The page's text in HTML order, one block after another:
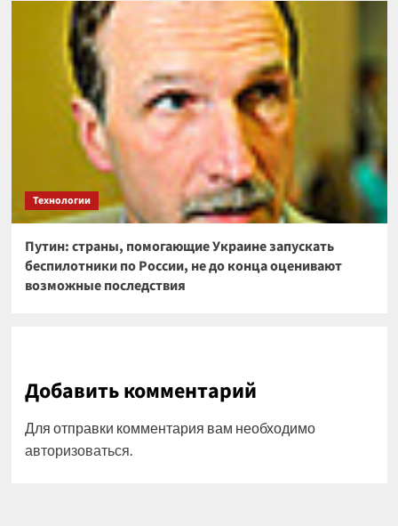
Технологии
Путин: страны, помогающие Украине запускать
беспилотники по России, не до конца оценивают
возможные последствия
Добавить комментарий
Для отправки комментария вам необходимо
авторизоваться.